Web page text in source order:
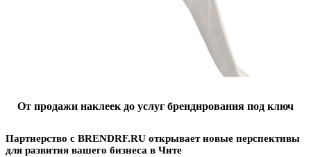
От продажи наклеек до услуг брендирования под ключ
Партнерство с BRENDRF.RU открывает новые перспективы
для развития вашего бизнеса в Чите